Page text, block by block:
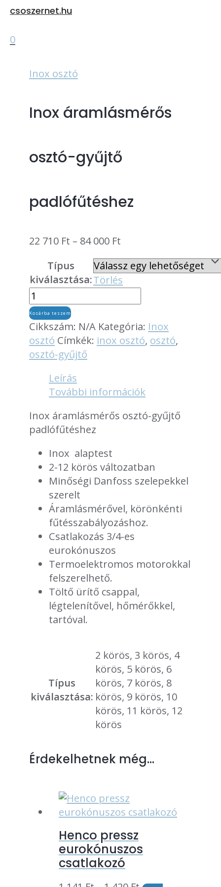
Skip
content
csoszernet.hu
0
Inox osztó
Inox áramlásmérős
osztó-gyűjtő
padlófűtéshez
22 710 Ft – 84 000 FtÁrtartomány:
710 Ft
-
Típus
kiválasztása:Törlés
Inox
áramlásmérős
osztó-
gyűjtő
padlófűtéshez
mennyiség
Kosárba teszem
Cikkszám: N/A Kategória: Inox
osztó Címkék: inox osztó, osztó,
osztó-gyűjtő
Leírás
További információk
Inox áramlásmérős osztó-gyűjtő
padlófűtéshez
Inox alaptest
2-12 körös változatban
Minőségi Danfoss szelepekkel
szerelt
Áramlásmérővel, körönkénti
fűtésszabályozáshoz.
Csatlakozás 3/4-es
eurokónuszos
Termoelektromos motorokkal
felszerelhető.
Töltő ürítő csappal,
légtelenítővel, hőmérőkkel,
tartóval.
Típus
kiválasztása:
2 körös, 3 körös, 4
körös, 5 körös, 6
körös, 7 körös, 8
körös, 9 körös, 10
körös, 11 körös, 12
körös
Érdekelhetnek még…
Henco pressz
eurokónuszos
csatlakozó